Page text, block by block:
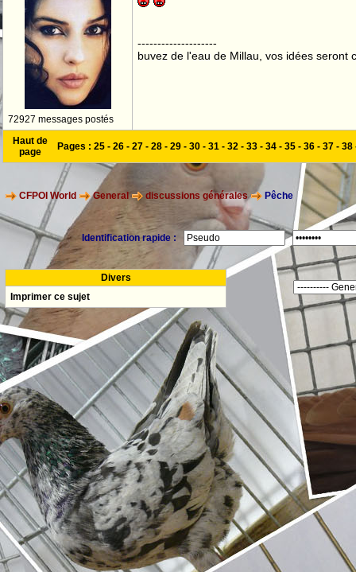
72927 messages postés
--------------------
buvez de l'eau de Millau, vos idées seront
Haut de
page
Pages : 25 - 26 - 27 - 28 - 29 - 30 - 31 - 32 - 33 - 34 - 35 - 36 - 37 - 38
CFPOI World General discussions générales Pêche
Identification rapide :
Divers
Imprimer ce sujet